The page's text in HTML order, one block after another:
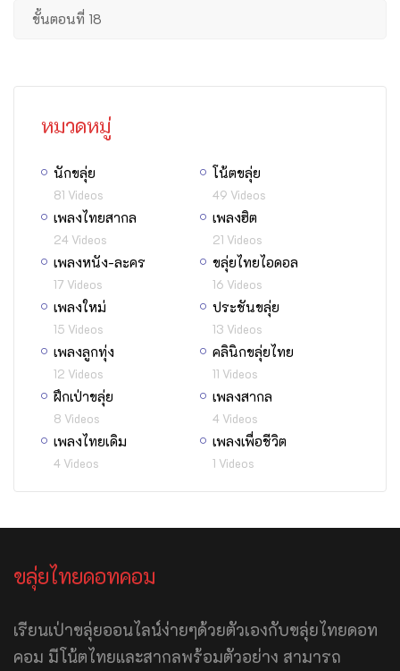
ขั้นตอนที่ 18
หมวดหมู่
นักขลุ่ย
81 Videos
โน้ตขลุ่ย
49 Videos
เพลงไทยสากล
24 Videos
เพลงฮิต
21 Videos
เพลงหนัง-ละคร
17 Videos
ขลุ่ยไทยไอดอล
16 Videos
เพลงใหม่
15 Videos
ประชันขลุ่ย
13 Videos
เพลงลูกทุ่ง
12 Videos
คลินิกขลุ่ยไทย
11 Videos
ฝึกเป่าขลุ่ย
8 Videos
เพลงสากล
4 Videos
เพลงไทยเดิม
4 Videos
เพลงเพื่อชีวิต
1 Videos
ขลุ่ยไทยดอทคอม
เรียนเป่าขลุ่ยออนไลน์ง่ายๆด้วยตัวเองกับขลุ่ยไทยดอท
คอม มีโน้ตไทยและสากลพร้อมตัวอย่าง สามารถ